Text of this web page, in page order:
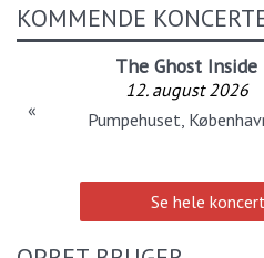
KOMMENDE
The Ghost Inside
12. august 2026
Pumpehuset,
«
Se hele